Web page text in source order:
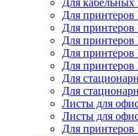
Для кабельных
Для
Для
Для
Для
Для
Для
Для
Листы для
Листы для
Для